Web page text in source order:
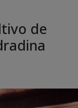
de